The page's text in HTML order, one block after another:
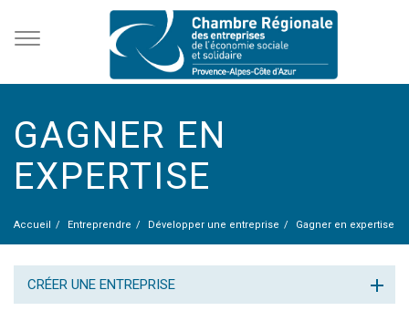
GAGNER EN
EXPERTISE
Accueil Entreprendre Développer une entreprise Gagner en expertise
CRÉER UNE ENTREPRISE